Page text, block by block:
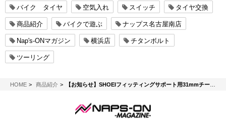
バイク タイヤ 空気入れ スイッチ タイヤ交換
商品紹介 バイクで遊ぶ ナップス名古屋南店
Nap's-ONマガジン 横浜店 チタンボルト
ツーリング
HOMENAPS-ON マガジン
商品紹介 【お知らせ】SHOEIフィッティングサポート用31mmチークパットについて